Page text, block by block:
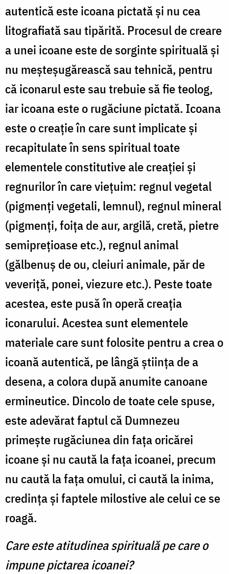
autentică este icoana pictată şi nu cea
litografiată sau tipărită. Procesul de creare
a unei icoane este de sorginte spirituală şi
nu meşteşugărească sau tehnică, pentru
că iconarul este sau trebuie să fie teolog,
iar icoana este o rugăciune pictată. Icoana
este o creaţie în care sunt implicate şi
recapitulate în sens spiritual toate
elementele constitutive ale creaţiei şi
regnurilor în care vieţuim: regnul vegetal
(pigmenţi vegetali, lemnul), regnul mineral
(pigmenţi, foiţa de aur, argilă, cretă, pietre
semipreţioase etc.), regnul animal
(gălbenuş de ou, cleiuri animale, păr de
veveriţă, ponei, viezure etc.). Peste toate
acestea, este pusă în operă creaţia
iconarului. Acestea sunt elementele
materiale care sunt folosite pentru a crea o
icoană autentică, pe lângă ştiinţa de a
desena, a colora după anumite canoane
ermineutice. Dincolo de toate cele spuse,
este adevărat faptul că Dumnezeu
primeşte rugăciunea din faţa oricărei
icoane şi nu caută la faţa icoanei, precum
nu caută la faţa omului, ci caută la inima,
credinţa şi faptele milostive ale celui ce se
roagă.
Care este atitudinea spirituală pe care o
impune pictarea icoanei?